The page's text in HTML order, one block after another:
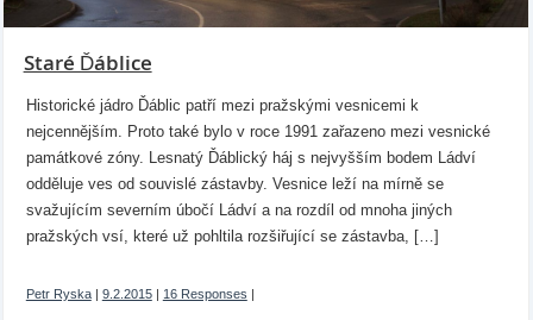
Staré Ďáblice
Historické jádro Ďáblic patří mezi pražskými vesnicemi k
nejcennějším. Proto také bylo v roce 1991 zařazeno mezi vesnické
památkové zóny. Lesnatý Ďáblický háj s nejvyšším bodem Ládví
odděluje ves od souvislé zástavby. Vesnice leží na mírně se
svažujícím severním úbočí Ládví a na rozdíl od mnoha jiných
pražských vsí, které už pohltila rozšiřující se zástavba, […]
Petr Ryska| 9.2.2015| 16 Responses